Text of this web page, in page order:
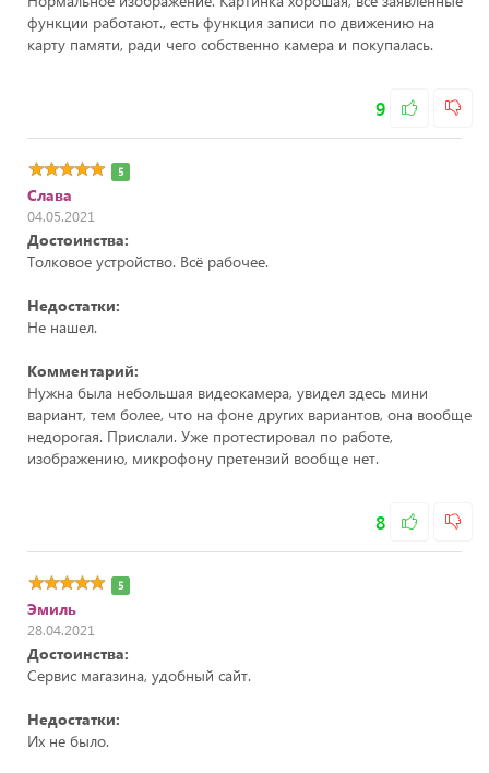
функции работают., есть функция записи по движению на
карту памяти, ради чего собственно камера и покупалась.
9
5
Слава
04.05.2021
Достоинства:
Толковое устройство. Всё рабочее.
Недостатки:
Не нашел.
Комментарий:
Нужна была небольшая видеокамера, увидел здесь мини
вариант, тем более, что на фоне других вариантов, она вообще
недорогая. Прислали. Уже протестировал по работе,
изображению, микрофону претензий вообще нет.
8
5
Эмиль
28.04.2021
Достоинства:
Сервис магазина, удобный сайт.
Недостатки:
Их не было.